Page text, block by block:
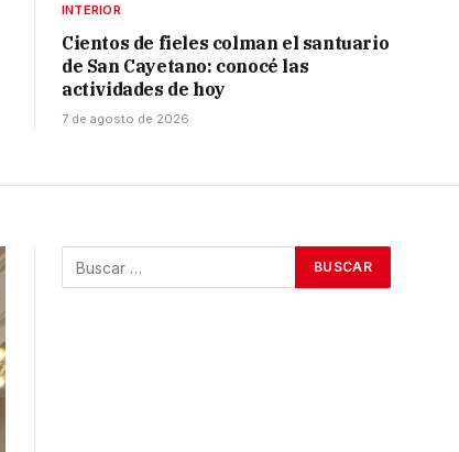
INTERIOR
Cientos de fieles colman el santuario
de San Cayetano: conocé las
actividades de hoy
7 de agosto de 2026